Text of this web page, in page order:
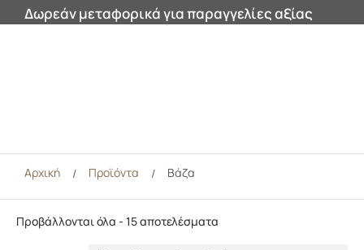
Δωρεάν μεταφορικά για παραγγελίες αξίας
Αρχική / Προϊόντα / Βάζα
Προβάλλονται όλα - 15 αποτελέσματα